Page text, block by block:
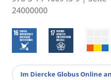
24000000
Im Diercke Globus Online